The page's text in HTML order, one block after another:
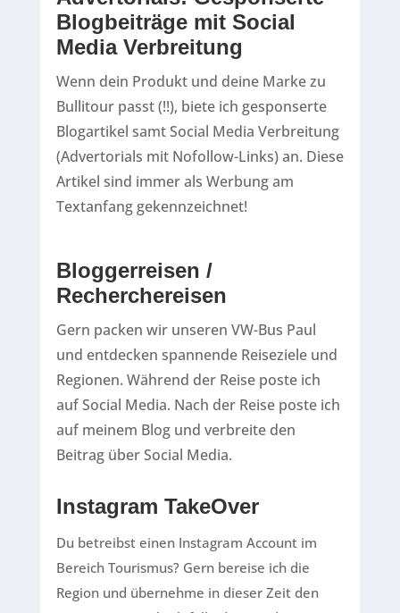
Blogbeiträge mit Social
Media Verbreitung
Wenn dein Produkt und deine Marke zu
Bullitour passt (!!), biete ich gesponserte
Blogartikel samt Social Media Verbreitung
(Advertorials mit Nofollow-Links) an. Diese
Artikel sind immer als Werbung am
Textanfang gekennzeichnet!
Bloggerreisen /
Recherchereisen
Gern packen wir unseren VW-Bus Paul
und entdecken spannende Reiseziele und
Regionen. Während der Reise poste ich
auf Social Media. Nach der Reise poste ich
auf meinem Blog und verbreite den
Beitrag über Social Media.
Instagram TakeOver
Du betreibst einen Instagram Account im
Bereich Tourismus? Gern bereise ich die
Region und übernehme in dieser Zeit den